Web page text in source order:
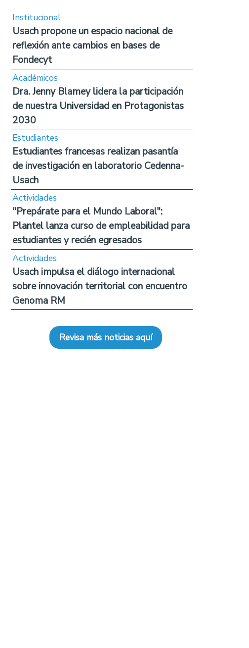
Institucional
Usach propone un espacio nacional de
reflexión ante cambios en bases de
Fondecyt
Académicos
Dra. Jenny Blamey lidera la participación
de nuestra Universidad en Protagonistas
2030
Estudiantes
Estudiantes francesas realizan pasantía
de investigación en laboratorio Cedenna-
Usach
Actividades
"Prepárate para el Mundo Laboral":
Plantel lanza curso de empleabilidad para
estudiantes y recién egresados
Actividades
Usach impulsa el diálogo internacional
sobre innovación territorial con encuentro
Genoma RM
Revisa más noticias aquí